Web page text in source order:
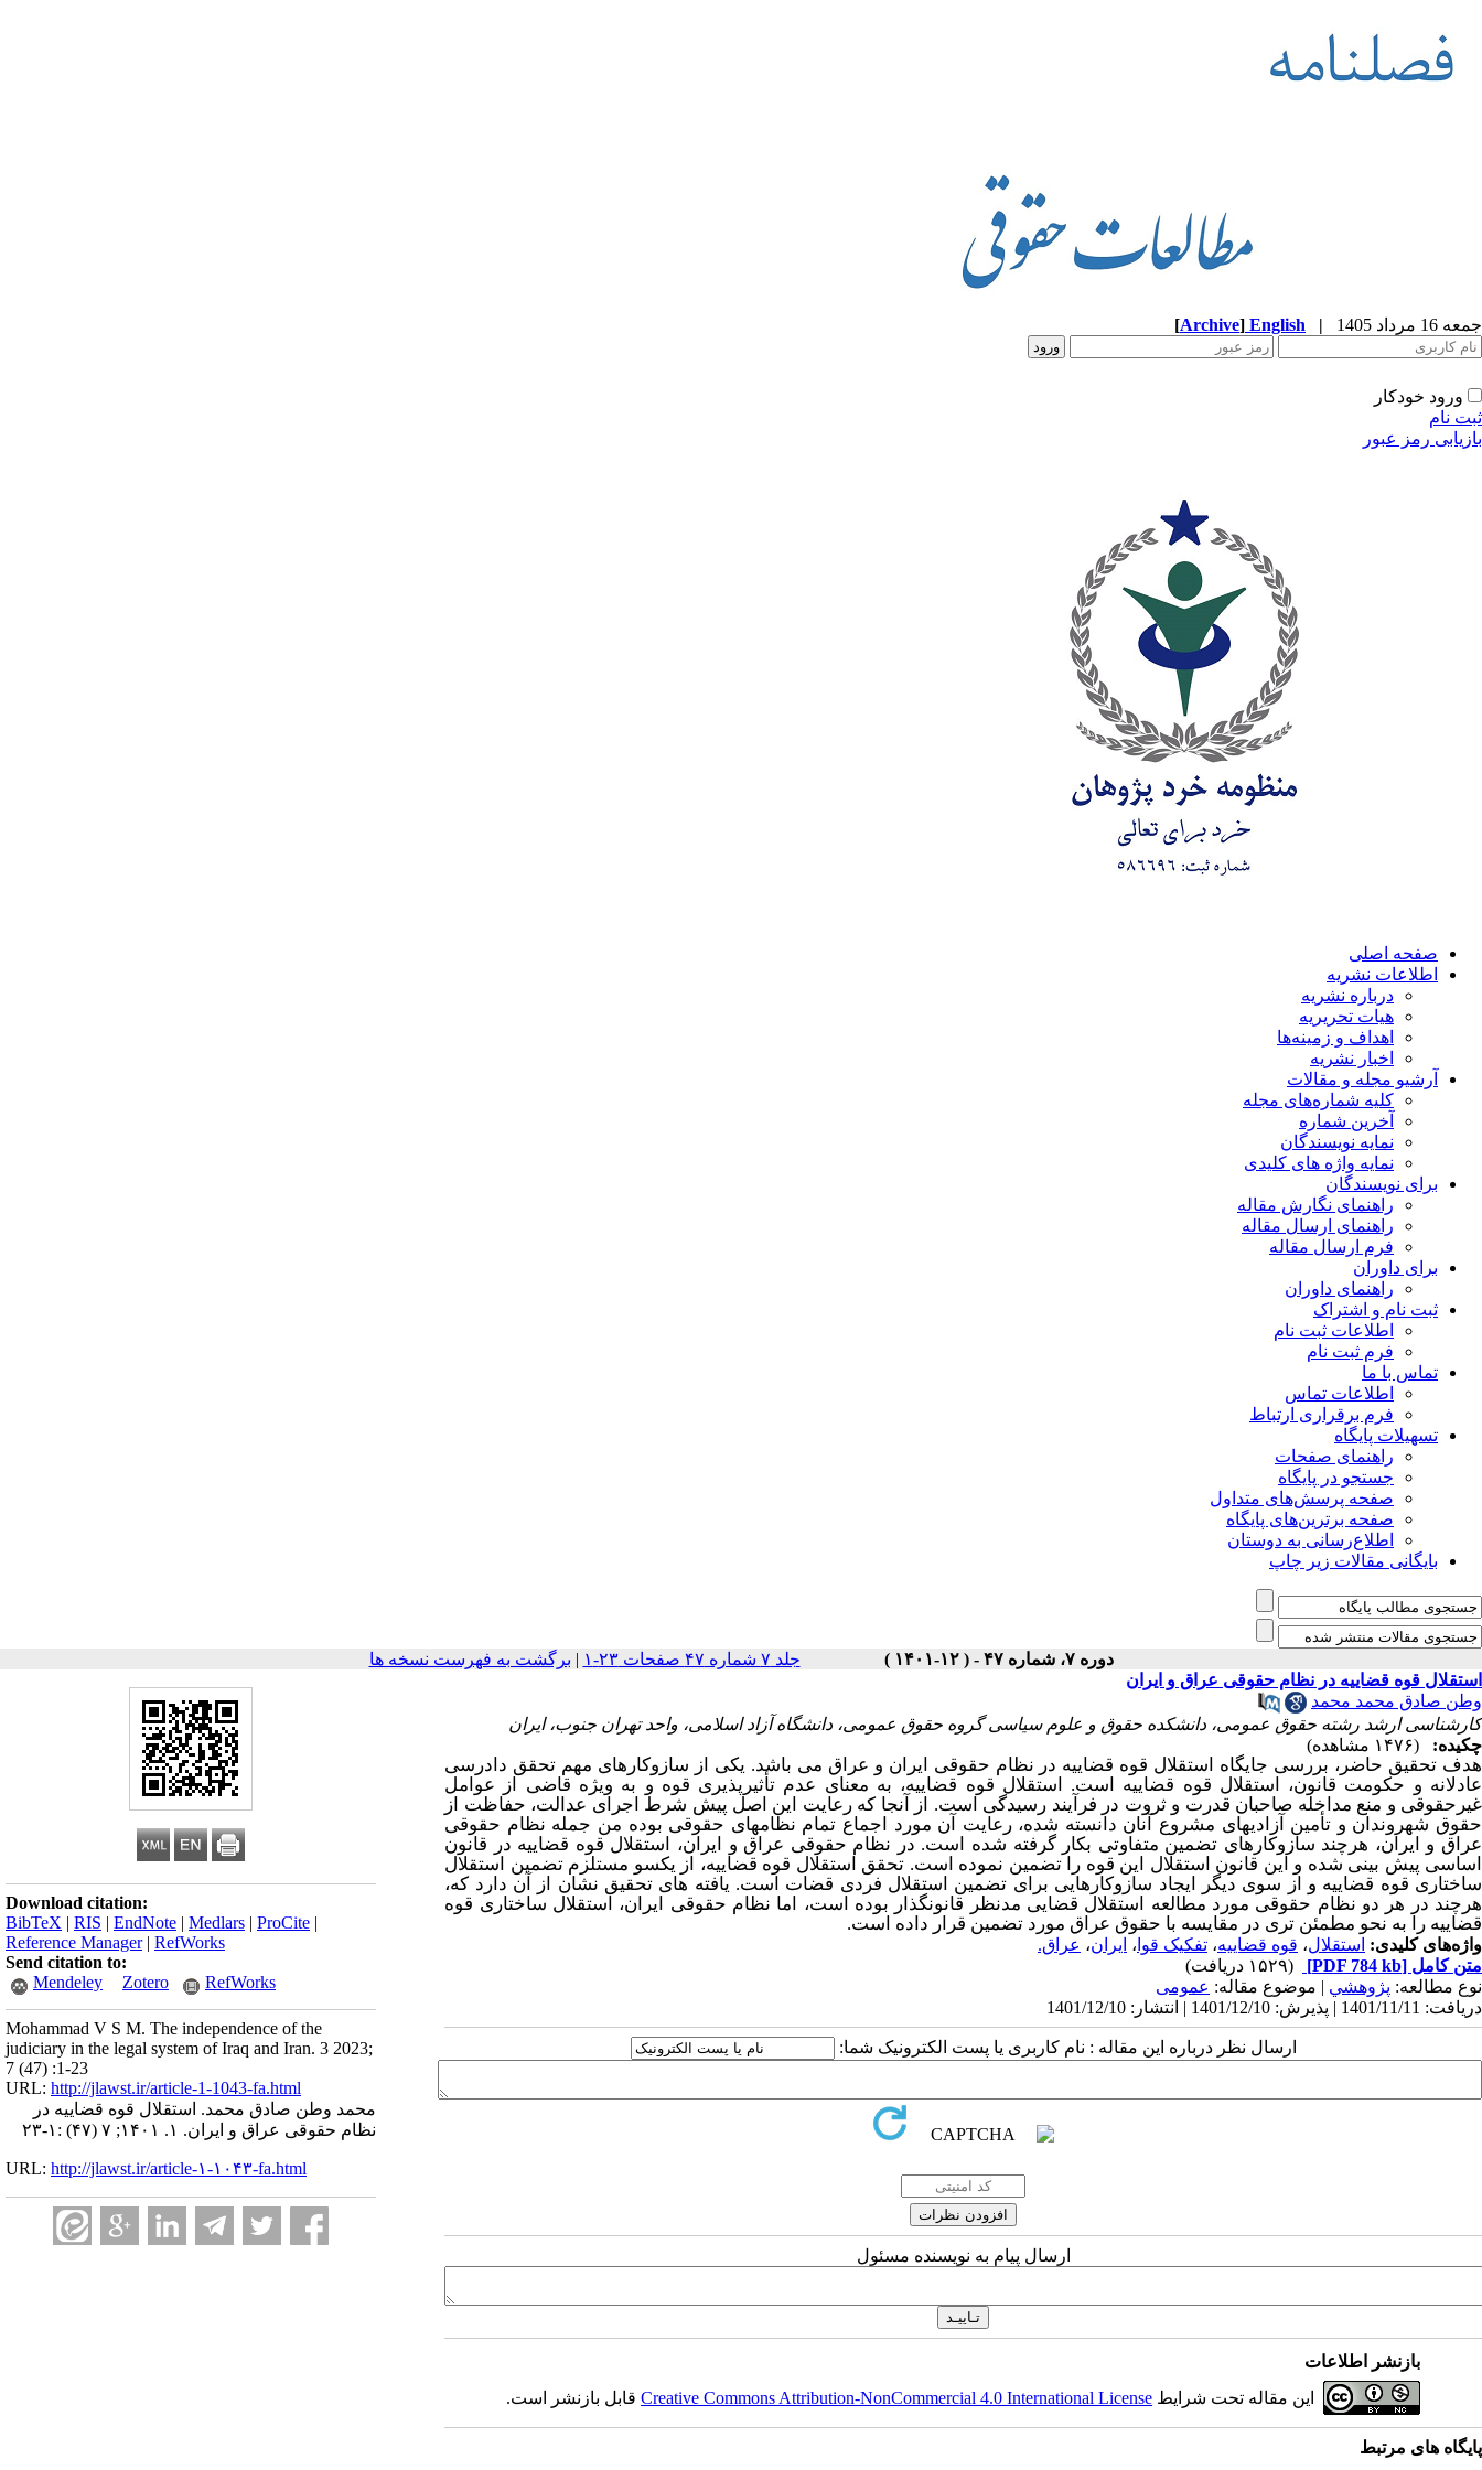
جمعه 16 مرداد 1405 |
English
[Archive]
ورود خودکار
ثبت نام
بازیابی رمز عبور
صفحه اصلی
اطلاعات نشریه
درباره نشریه
هیات تحریریه
اهداف و زمینه‌ها
اخبار نشریه
آرشیو مجله و مقالات
کلیه شماره‌های مجله
آخرین شماره
نمایه نویسندگان
نمایه واژه های کلیدی
برای نویسندگان
راهنمای نگارش مقاله
راهنمای ارسال مقاله
فرم ارسال مقاله
برای داوران
راهنمای داوران
ثبت نام و اشتراک
اطلاعات ثبت نام
فرم ثبت نام
تماس با ما
اطلاعات تماس
فرم برقراری ارتباط
تسهیلات پایگاه
راهنمای صفحات
جستجو در پایگاه
صفحه پرسش‌های متداول
صفحه برترین‌های پایگاه
اطلاع‌رسانی به دوستان
بایگانی مقالات زیر چاپ
دوره ۷، شماره ۴۷ - ( ۱۲-۱۴۰۱ ) جلد ۷ شماره ۴۷ صفحات ۲۳-۱ | برگشت به فهرست نسخه ها
Download citation:
BibTeX | RIS | EndNote | Medlars | ProCite |
Reference Manager| RefWorks
Send citation to:
Mendeley
Zotero RefWorks
Mohammad V S M. The independence of the
judiciary in the legal system of Iraq and Iran. 3 2023;
7 (47) :1-23
URL: http://jlawst.ir/article-1-1043-fa.html
محمد وطن صادق محمد. استقلال قوه قضاییه در
نظام حقوقی عراق و ایران. ۱. ۱۴۰۱; ۷ (۴۷) :۱-۲۳
URL: http://jlawst.ir/article-۱-۱۰۴۳-fa.html
استقلال قوه قضاییه در نظام حقوقی عراق و ایران
وطن صادق محمد محمد
کارشناسی ارشد رشته حقوق عمومی، دانشکده حقوق و علوم سیاسی گروه حقوق عمومی، دانشگاه آزاد اسلامی، واحد تهران جنوب، ایران
چکیده:
(۱۴۷۶ مشاهده)
هدف تحقیق حاضر، بررسی جایگاه استقلال قوه قضاییه در نظام حقوقی ایران و عراق می باشد. یکی از سازوکارهای مهم تحقق دادرسی
عادلانه و حکومت قانون، استقلال قوه قضاییه است. استقلال قوه قضاییه، به معنای عدم تأثیرپذیری قوه و به ویژه قاضی از عوامل
غیرحقوقی و منع مداخله صاحبان قدرت و ثروت در فرآیند رسیدگی است. از آنجا که رعایت این اصل پیش شرط اجرای عدالت، حفاظت از
حقوق شهروندان و تأمین آزادیهای مشروع آنان دانسته شده، رعایت آن مورد اجماع تمام نظامهای حقوقی بوده من جمله نظام حقوقی
عراق و ایران، هرچند سازوکارهای تضمین متفاوتی بکار گرفته شده است. در نظام حقوقی عراق و ایران، استقلال قوه قضاییه در قانون
اساسی پیش بینی شده و این قانون استقلال این قوه را تضمین نموده است. تحقق استقلال قوه قضاییه، از یکسو مستلزم تضمین استقلال
ساختاری قوه قضاییه و از سوی دیگر ایجاد سازوکارهایی برای تضمین استقلال فردی قضات است. یافته های تحقیق نشان از آن دارد که،
هرچند در هر دو نظام حقوقی مورد مطالعه استقلال قضایی مدنظر قانونگذار بوده است، اما نظام حقوقی ایران، استقلال ساختاری قوه
قضاییه را به نحو مطمئن تری در مقایسه با حقوق عراق مورد تضمین قرار داده است.
واژه‌های کلیدی: استقلال، قوه قضاییه، تفکیک قوا ، ایران، عراق.
متن کامل [PDF 784 kb]
(۱۵۲۹ دریافت)
نوع مطالعه: پژوهشي | موضوع مقاله: عمومى
دریافت: 1401/11/11 | پذیرش: 1401/12/10 | انتشار: 1401/12/10
ارسال نظر درباره این مقاله : نام کاربری یا پست الکترونیک شما:
ارسال پیام به نویسنده مسئول
بازنشر اطلاعات
این مقاله تحت شرایط Creative Commons Attribution-NonCommercial 4.0 International Licenseقابل بازنشر است.
پایگاه های مرتبط